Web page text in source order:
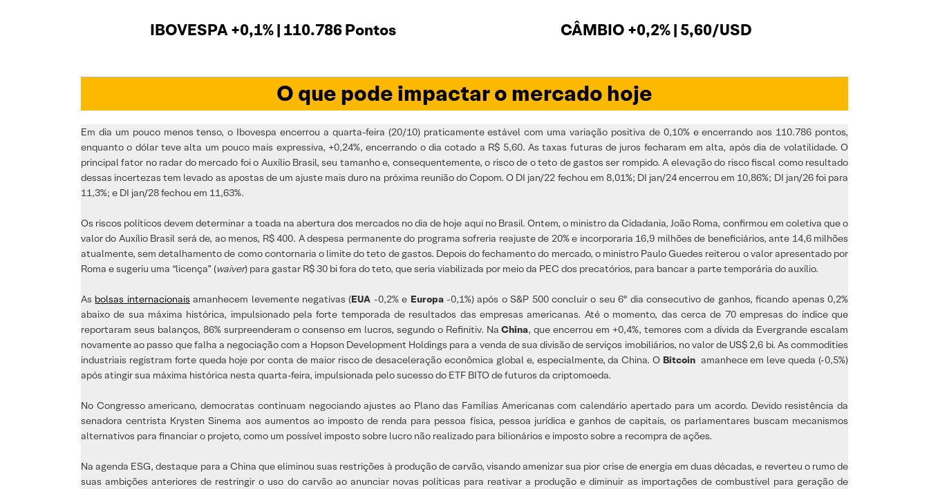
IBOVESPA +0,1% | 110.786 Pontos CÂMBIO +0,2% | 5,60/USD
O que pode impactar o mercado hoje
Em dia um pouco menos tenso, o Ibovespa encerrou a quarta-feira (20/10) praticamente estável com uma variação positiva de 0,10% e encerrando aos 110.786 pontos,
enquanto o dólar teve alta um pouco mais expressiva, +0,24%, encerrando o dia cotado a R$ 5,60. As taxas futuras de juros fecharam em alta, após dia de volatilidade. O
principal fator no radar do mercado foi o Auxílio Brasil, seu tamanho e, consequentemente, o risco de o teto de gastos ser rompido. A elevação do risco fiscal como resultado
dessas incertezas tem levado as apostas de um ajuste mais duro na próxima reunião do Copom. O DI jan/22 fechou em 8,01%; DI jan/24 encerrou em 10,86%; DI jan/26 foi para
11,3%; e DI jan/28 fechou em 11,63%.
Os riscos políticos devem determinar a toada na abertura dos mercados no dia de hoje aqui no Brasil. Ontem, o ministro da Cidadania, João Roma, confirmou em coletiva que o
valor do Auxílio Brasil será de, ao menos, R$ 400. A despesa permanente do programa sofreria reajuste de 20% e incorporaria 16,9 milhões de beneficiários, ante 14,6 milhões
atualmente, sem detalhamento de como contornaria o limite do teto de gastos. Depois do fechamento do mercado, o ministro Paulo Guedes reiterou o valor apresentado por
Roma e sugeriu uma “licença” (waiver) para gastar R$ 30 bi fora do teto, que seria viabilizada por meio da PEC dos precatórios, para bancar a parte temporária do auxílio.
As bolsas internacionais amanhecem levemente negativas (EUA -0,2% e Europa -0,1%) após o S&P 500 concluir o seu 6º dia consecutivo de ganhos, ficando apenas 0,2%
abaixo de sua máxima histórica, impulsionado pela forte temporada de resultados das empresas americanas. Até o momento, das cerca de 70 empresas do índice que
reportaram seus balanços, 86% surpreenderam o consenso em lucros, segundo o Refinitiv. NaChina, que encerrou em +0,4%, temores com a dívida da Evergrande escalam
novamente ao passo que falha a negociação com a Hopson Development Holdings para a venda de sua divisão de serviços imobiliários, no valor de US$ 2,6 bi. As commodities
industriais registram forte queda hoje por conta de maior risco de desaceleração econômica global e, especialmente, da China. O Bitcoinamanhece em leve queda (-0,5%)
após atingir sua máxima histórica nesta quarta-feira, impulsionada pelo sucesso do ETF BITO de futuros da criptomoeda.
No Congresso americano, democratas continuam negociando ajustes ao Plano das Famílias Americanas com calendário apertado para um acordo. Devido resistência da
senadora centrista Krysten Sinema aos aumentos ao imposto de renda para pessoa física, pessoa jurídica e ganhos de capitais, os parlamentares buscam mecanismos
alternativos para financiar o projeto, como um possível imposto sobre lucro não realizado para bilionários e imposto sobre a recompra de ações.
Na agenda ESG, destaque para a China que eliminou suas restrições à produção de carvão, visando amenizar sua pior crise de energia em duas décadas, e reverteu o rumo de
suas ambições anteriores de restringir o uso do carvão ao anunciar novas políticas para reativar a produção e diminuir as importações de combustível para geração de